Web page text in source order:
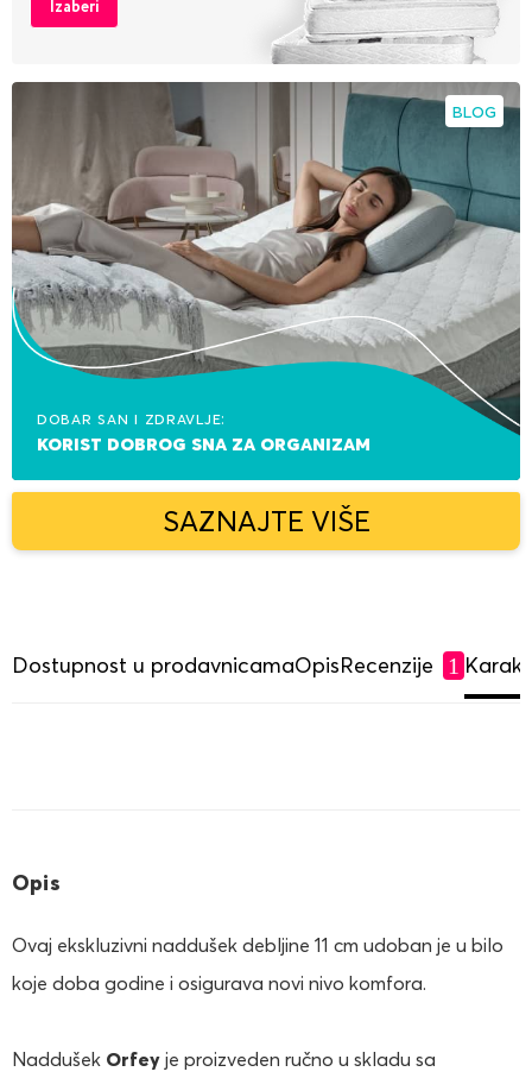
Dostupnost u prodavnicamaOpisRecenzije 1
Opis
Ovaj ekskluzivni naddušek debljine 11 cm udoban je u bilo
koje doba godine i osigurava novi nivo komfora.
Naddušek Orfey je proizveden ručno u skladu sa
Izaberi
BLOG
Dobar san i zdravlje:
korist dobrog sna za organizam
SAZNAJTE VIŠE